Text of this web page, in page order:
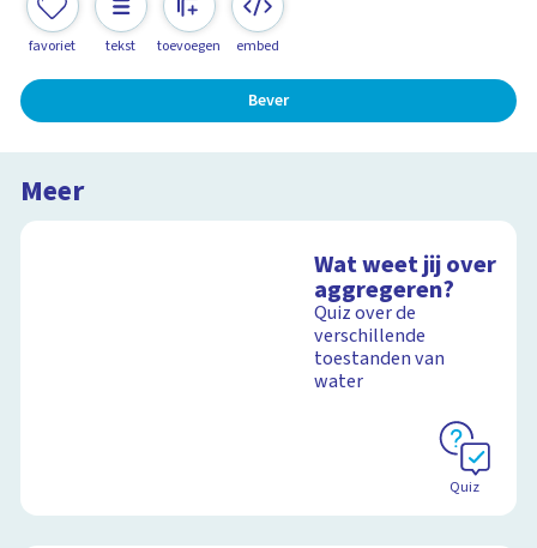
favoriet tekst toevoegen embed
Bever
Meer
Wat weet jij over
aggregeren?
Quiz over de
verschillende
toestanden van
water
Quiz